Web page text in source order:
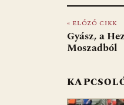
e
b
o
k
« ELŐZŐ CIKK
Gyász, a
Moszadból